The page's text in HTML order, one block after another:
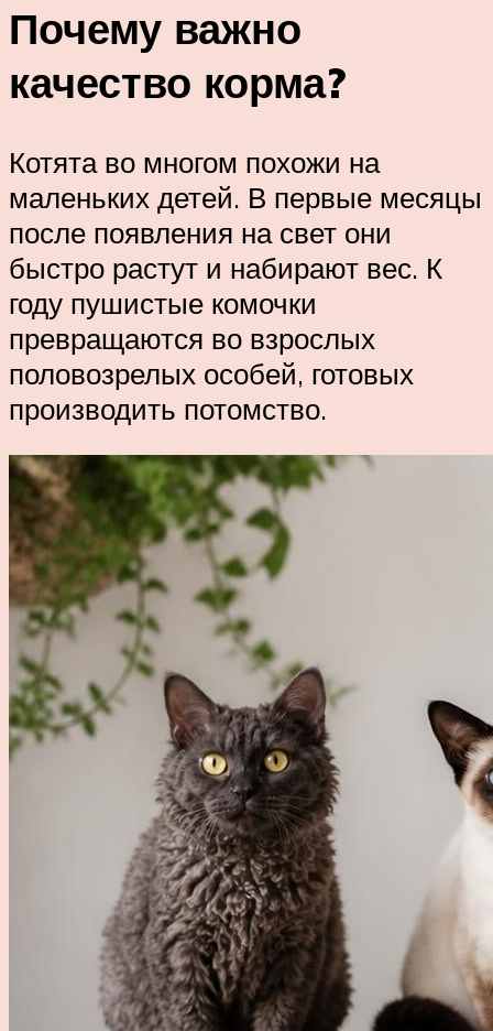
Почему важно
качество корма?
Котята во многом похожи на
маленьких детей. В первые месяцы
после появления на свет они
быстро растут и набирают вес. К
году пушистые комочки
превращаются во взрослых
половозрелых особей, готовых
производить потомство.